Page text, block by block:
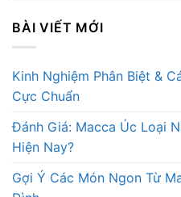
BÀI VIẾT MỚI
Kinh Nghiệm Phân Biệt &
Cực Chuẩn
Đánh Giá: Macca Úc Loại
Hiện Nay?
Gợi Ý Các Món Ngon Từ